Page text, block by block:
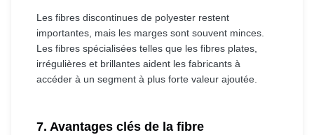
Les fibres discontinues de polyester restent
importantes, mais les marges sont souvent minces.
Les fibres spécialisées telles que les fibres plates,
irrégulières et brillantes aident les fabricants à
accéder à un segment à plus forte valeur ajoutée.
7. Avantages clés de la fibre